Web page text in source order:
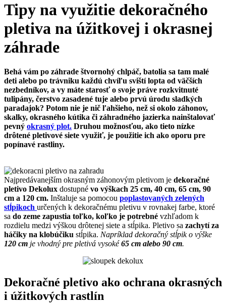
Tipy na využitie dekoračného
pletiva na úžitkovej i okrasnej
záhrade
Behá vám po záhrade štvornohý chlpáč, batolia sa tam malé
deti alebo po trávniku každú chvíľu sviští lopta od väčších
nezbedníkov, a vy máte starosť o svoje práve rozkvitnuté
tulipány, čerstvo zasadené tuje alebo prvú úrodu sladkých
paradajok? Potom nie je nič ľahšieho, než si okolo záhonov,
skalky, okrasného kútika či záhradného jazierka nainštalovať
pevný okrasný plot. Druhou možnosťou, ako tieto nízke
drôtené pletivové siete využiť, je použitie ich ako oporu pre
popínavé rastliny.
Najpredávanejším okrasným záhonovým pletivom je dekoračné
pletivo Dekolux dostupné vo výškach 25 cm, 40 cm, 65 cm, 90
cm a 120 cm. Inštaluje sa pomocou poplastovaných zelených
stĺpikoch určených k dekoračnému pletivu v rovnakej farbe, ktoré
sa do zeme zapustia toľko, koľko je potrebné vzhľadom k
rozdielu medzi výškou drôtenej siete a stĺpika. Pletivo sa zachytí za
háčiky na klobúčiku stĺpika. Napríklad dekoračný stĺpik o výške
120 cm je vhodný pre pletivá vysoké 65 cm alebo 90 cm.
Dekoračné pletivo ako ochrana okrasných
i úžitkových rastlín